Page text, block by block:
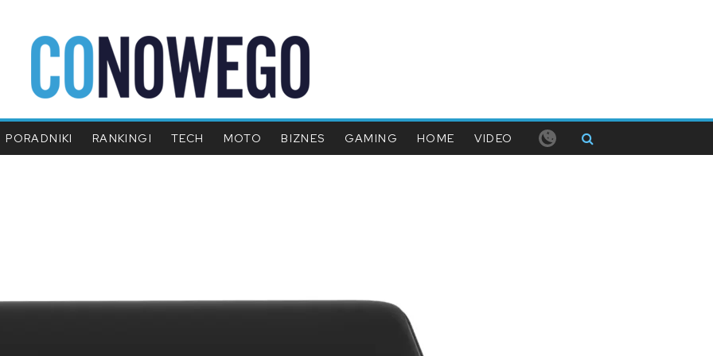
PORADNIKI RANKINGI TECH MOTO BIZNES GAMING HOME VIDEO